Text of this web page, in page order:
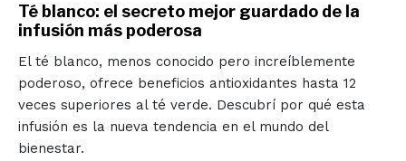
Té blanco: el secreto mejor guardado de la
infusión más poderosa
El té blanco, menos conocido pero increíblemente
poderoso, ofrece beneficios antioxidantes hasta 12
veces superiores al té verde. Descubrí por qué esta
infusión es la nueva tendencia en el mundo del
bienestar.